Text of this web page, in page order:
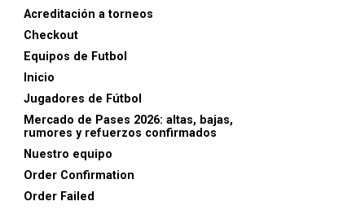
Acreditación a torneos
Checkout
Equipos de Futbol
Inicio
Jugadores de Fútbol
Mercado de Pases 2026: altas, bajas,
rumores y refuerzos confirmados
Nuestro equipo
Order Confirmation
Order Failed